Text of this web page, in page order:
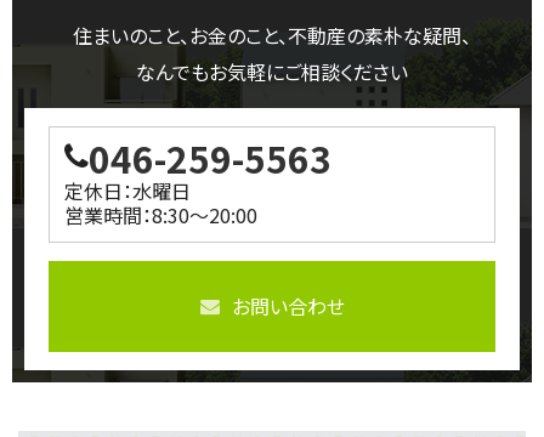
住まいのこと、お金のこと、不動産の素朴な疑問、
なんでもお気軽にご相談ください
046-259-5563
定休日：水曜日
営業時間：8:30～20:00
お問い合わせ